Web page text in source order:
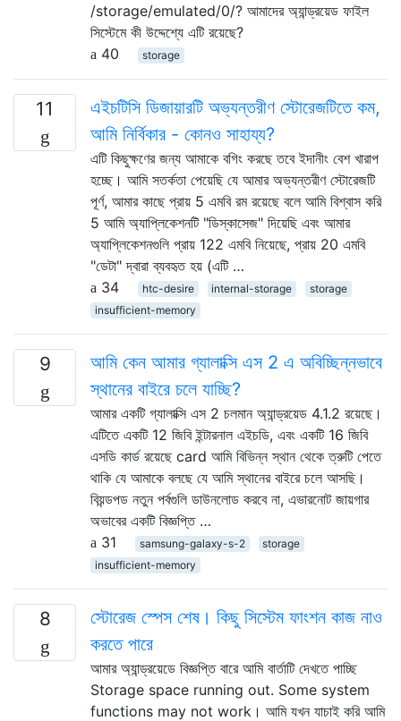
/storage/emulated/0/? আমাদের অ্যান্ড্রয়েড ফাইল
সিস্টেমে কী উদ্দেশ্যে এটি রয়েছে?
40
storage
11
এইচটিসি ডিজায়ারটি অভ্যন্তরীণ স্টোরেজটিতে কম,
আমি নির্বিকার - কোনও সাহায্য?
এটি কিছুক্ষণের জন্য আমাকে বগিং করছে তবে ইদানীং বেশ খারাপ
হচ্ছে। আমি সতর্কতা পেয়েছি যে আমার অভ্যন্তরীণ স্টোরেজটি
পূর্ণ, আমার কাছে প্রায় 5 এমবি রম রয়েছে বলে আমি বিশ্বাস করি
5 আমি অ্যাপ্লিকেশনটি "ডিস্কাসেজ" দিয়েছি এবং আমার
অ্যাপ্লিকেশনগুলি প্রায় 122 এমবি নিয়েছে, প্রায় 20 এমবি
"ডেটা" দ্বারা ব্যবহৃত হয় (এটি …
34
htc-desire internal-storage
storage
insufficient-memory
9
আমি কেন আমার গ্যালাক্সি এস 2 এ অবিচ্ছিন্নভাবে
স্থানের বাইরে চলে যাচ্ছি?
আমার একটি গ্যালাক্সি এস 2 চলমান অ্যান্ড্রয়েড 4.1.2 রয়েছে।
এটিতে একটি 12 জিবি ইন্টারনাল এইচডি, এবং একটি 16 জিবি
এসডি কার্ড রয়েছে card আমি বিভিন্ন স্থান থেকে ত্রুটি পেতে
থাকি যে আমাকে বলছে যে আমি স্থানের বাইরে চলে আসছি।
বিয়ন্ডপড নতুন পর্বগুলি ডাউনলোড করবে না, এভারনোট জায়গার
অভাবের একটি বিজ্ঞপ্তি …
31
samsung-galaxy-s-2
storage
insufficient-memory
8
স্টোরেজ স্পেস শেষ। কিছু সিস্টেম ফাংশন কাজ নাও
করতে পারে
আমার অ্যান্ড্রয়েডে বিজ্ঞপ্তি বারে আমি বার্তাটি দেখতে পাচ্ছি
Storage space running out. Some system
functions may not work। আমি যখন যাচাই করি আমি